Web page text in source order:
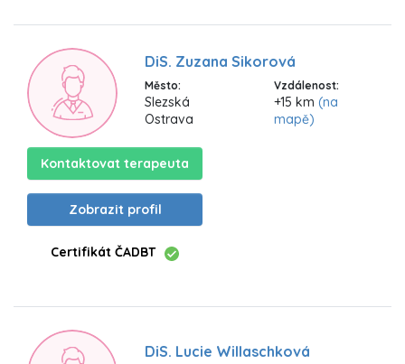
DiS. Zuzana Sikorová
Město:
Slezská
Ostrava
Vzdálenost:
+15 km(na
mapě)
Kontaktovat terapeuta
Zobrazit profil
Certifikát ČADBT
DiS. Lucie Willaschková